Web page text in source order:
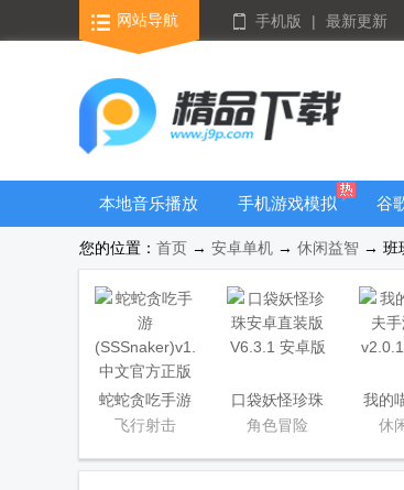
网站导航 手机版 | 最新更新
本地音乐播放
手机游戏模拟
器安卓版合集
谷
您的位置： 首页 → 安卓单机 → 休闲益智 → 班
蛇蛇贪吃手游
(SSSnaker)
飞行射击
口袋妖怪珍珠
安卓直装版
角色冒险
我的
手
休